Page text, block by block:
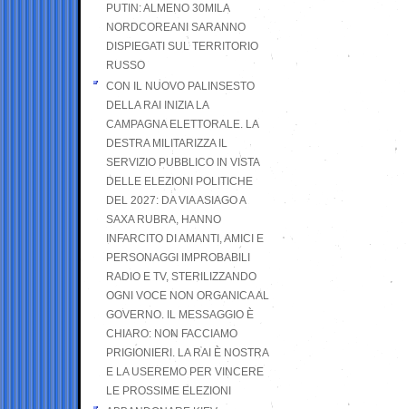
PUTIN: ALMENO 30MILA
NORDCOREANI SARANNO
DISPIEGATI SUL TERRITORIO
RUSSO
CON IL NUOVO PALINSESTO
DELLA RAI INIZIA LA
CAMPAGNA ELETTORALE. LA
DESTRA MILITARIZZA IL
SERVIZIO PUBBLICO IN VISTA
DELLE ELEZIONI POLITICHE
DEL 2027: DA VIA ASIAGO A
SAXA RUBRA, HANNO
INFARCITO DI AMANTI, AMICI E
PERSONAGGI IMPROBABILI
RADIO E TV, STERILIZZANDO
OGNI VOCE NON ORGANICA AL
GOVERNO. IL MESSAGGIO È
CHIARO: NON FACCIAMO
PRIGIONIERI. LA RAI È NOSTRA
E LA USEREMO PER VINCERE
LE PROSSIME ELEZIONI